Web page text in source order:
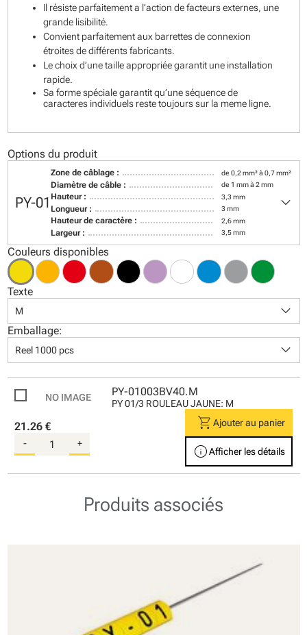
Il résiste parfaitement a l’action de facteurs externes, une
grande lisibilité.
Convient parfaitement aux barrettes de connexion
étroites de différents fabricants.
Le choix d’une taille appropriée garantit une installation
rapide.
Sa forme spéciale garantit qu’une séquence de
caracteres individuels reste toujours sur la meme ligne.
Options du produit
PY-01
Zone de câblage : de 0,2 mm² à 0,7 mm²
Diamètre de câble : de 1 mm à 2 mm
Hauteur : 3,3 mm
Longueur : 3 mm
Hauteur de caractère : 2,6 mm
Largeur : 3,5 mm
keyboard_arrow_down
Couleurs disponibles
Texte
M keyboard_arrow_down
Emballage:
Reel 1000 pcs keyboard_arrow_down
PY-01003BV40.M
PY 01/3 ROULEAU JAUNE: M
21.26 €
- +
shopping_cart Ajouter au panier
infoAfficher les détails
Produits associés